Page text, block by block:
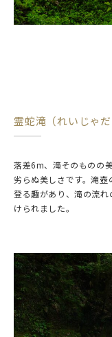
霊蛇滝（れいじゃだ
落差6m、滝そのものの
劣らぬ美しさです。滝
登る趣があり、滝の流
けられました。